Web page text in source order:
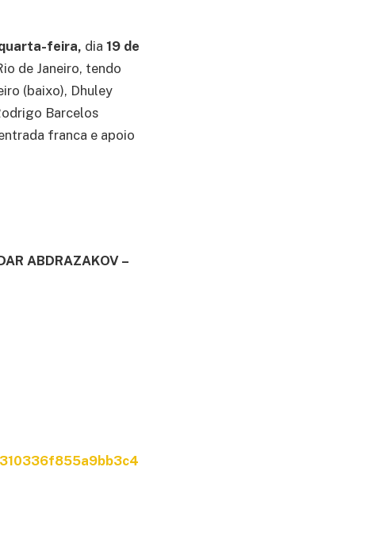
feira, dia 19 de
de Janeiro, tendo
(baixo), Dhuley
Barcelos
franca e apoio
ABDRAZAKOV –